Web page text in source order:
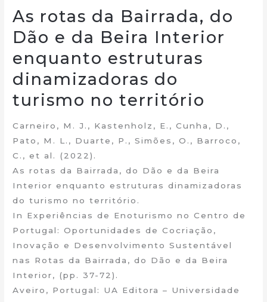
As rotas da Bairrada, do
Dão e da Beira Interior
enquanto estruturas
dinamizadoras do
turismo no território
Carneiro, M. J., Kastenholz, E., Cunha, D.,
Pato, M. L., Duarte, P., Simões, O., Barroco,
C., et al. (2022).
As rotas da Bairrada, do Dão e da Beira
Interior enquanto estruturas dinamizadoras
do turismo no território.
In Experiências de Enoturismo no Centro de
Portugal: Oportunidades de Cocriação,
Inovação e Desenvolvimento Sustentável
nas Rotas da Bairrada, do Dão e da Beira
Interior, (pp. 37-72).
Aveiro, Portugal: UA Editora – Universidade